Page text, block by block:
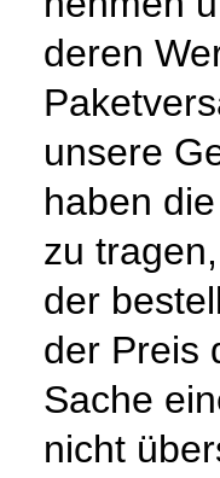
deren
unsere
haben
zu
der
der Preis
Sache
nicht